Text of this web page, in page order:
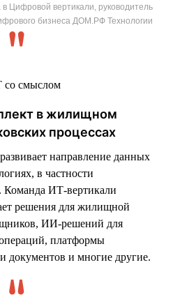
Цифровой вертикали, руководитель
бизнеса ДОМ.РФ Технологии
в жилищном
процессах
направление данных
в частности
Команда ИТ-вертикали
решения для жилищной
ИИ-решений для
платформы
документов и многие другие.